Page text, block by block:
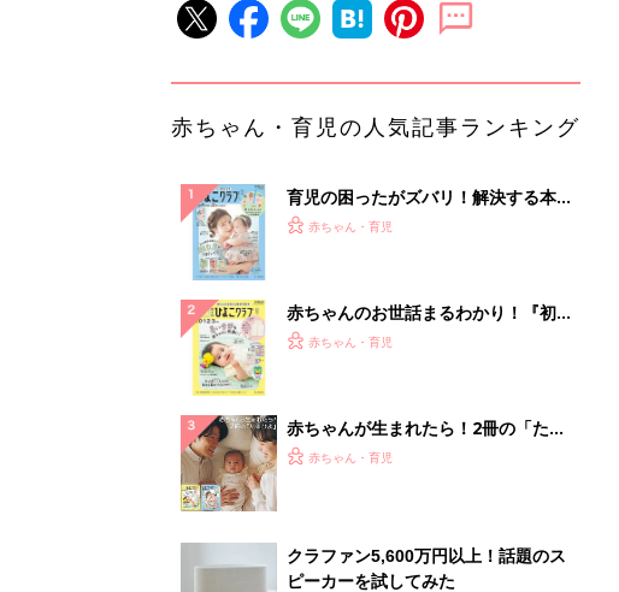
赤ちゃん・育児の人気記事ランキング
育児の困ったがズバリ！解決する本
『ひよこクラブ 夏号』 4カ月～2才
赤ちゃん・育児
赤ちゃんのお世話まるわかり！『初め
てのひよこクラブ 夏号』〈巻頭大特
赤ちゃん・育児
赤ちゃんが生まれたら！2冊の「たま
ひよ」
赤ちゃん・育児
クラファン5,600万円以上！話題のス
ピーカーを試してみた